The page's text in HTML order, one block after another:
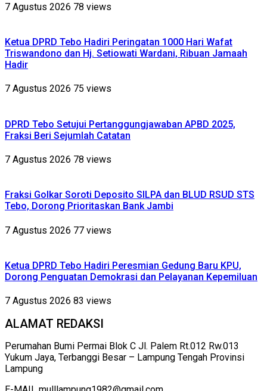
7 Agustus 2026 78 views
Ketua DPRD Tebo Hadiri Peringatan 1000 Hari Wafat
Triswandono dan Hj. Setiowati Wardani, Ribuan Jamaah
Hadir
7 Agustus 2026 75 views
DPRD Tebo Setujui Pertanggungjawaban APBD 2025,
Fraksi Beri Sejumlah Catatan
7 Agustus 2026 78 views
Fraksi Golkar Soroti Deposito SILPA dan BLUD RSUD STS
Tebo, Dorong Prioritaskan Bank Jambi
7 Agustus 2026 77 views
Ketua DPRD Tebo Hadiri Peresmian Gedung Baru KPU,
Dorong Penguatan Demokrasi dan Pelayanan Kepemiluan
7 Agustus 2026 83 views
ALAMAT REDAKSI
Perumahan Bumi Permai Blok C Jl. Palem Rt.012 Rw.013
Yukum Jaya, Terbanggi Besar – Lampung Tengah Provinsi
Lampung